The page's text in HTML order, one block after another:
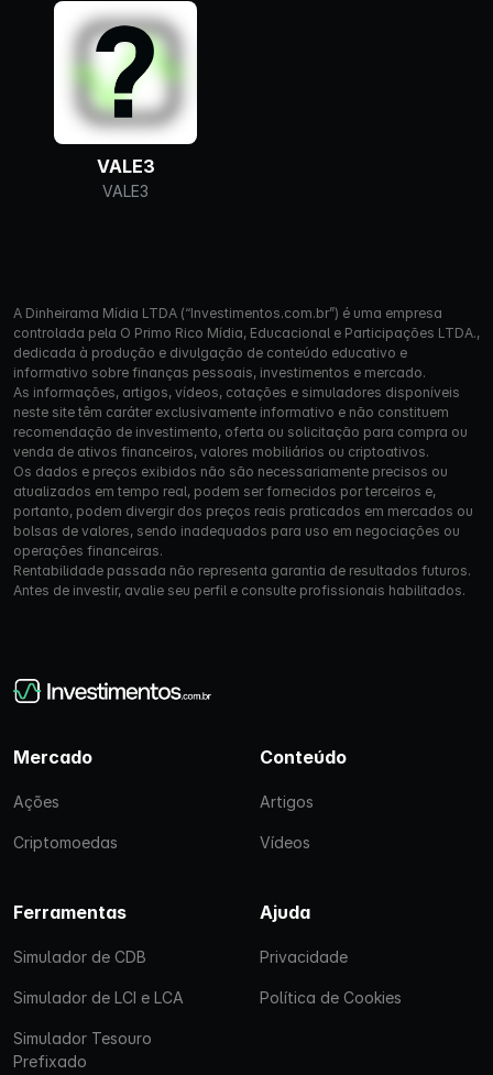
VALE3
VALE3
A Dinheirama Mídia LTDA (“Investimentos.com.br”) é uma empresa
controlada pela O Primo Rico Mídia, Educacional e Participações LTDA.,
dedicada à produção e divulgação de conteúdo educativo e
informativo sobre finanças pessoais, investimentos e mercado.
As informações, artigos, vídeos, cotações e simuladores disponíveis
neste site têm caráter exclusivamente informativo e não constituem
recomendação de investimento, oferta ou solicitação para compra ou
venda de ativos financeiros, valores mobiliários ou criptoativos.
Os dados e preços exibidos não são necessariamente precisos ou
atualizados em tempo real, podem ser fornecidos por terceiros e,
portanto, podem divergir dos preços reais praticados em mercados ou
bolsas de valores, sendo inadequados para uso em negociações ou
operações financeiras.
Rentabilidade passada não representa garantia de resultados futuros.
Antes de investir, avalie seu perfil e consulte profissionais habilitados.
Mercado
Ações
Criptomoedas
Conteúdo
Artigos
Vídeos
Ferramentas
Simulador de CDB
Simulador de LCI e LCA
Simulador Tesouro
Prefixado
Ajuda
Privacidade
Política de Cookies